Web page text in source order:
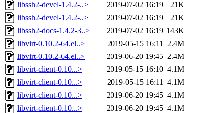
libssh2-devel-1.4.2-..>
2019-07-02 16:19
21K
libssh2-devel-1.4.2-..>
2019-07-02 16:19
21K
libssh2-docs-1.4.2-3..>
2019-07-02 16:19 143K
libvirt-0.10.2-64.el..>
2019-05-15 16:11 2.4M
libvirt-0.10.2-64.el..>
2019-06-20 19:45 2.4M
libvirt-client-0.10...>
2019-05-15 16:10 4.1M
libvirt-client-0.10...>
2019-05-15 16:11 4.1M
libvirt-client-0.10...>
2019-06-20 19:45 4.1M
libvirt-client-0.10...>
2019-06-20 19:45 4.1M